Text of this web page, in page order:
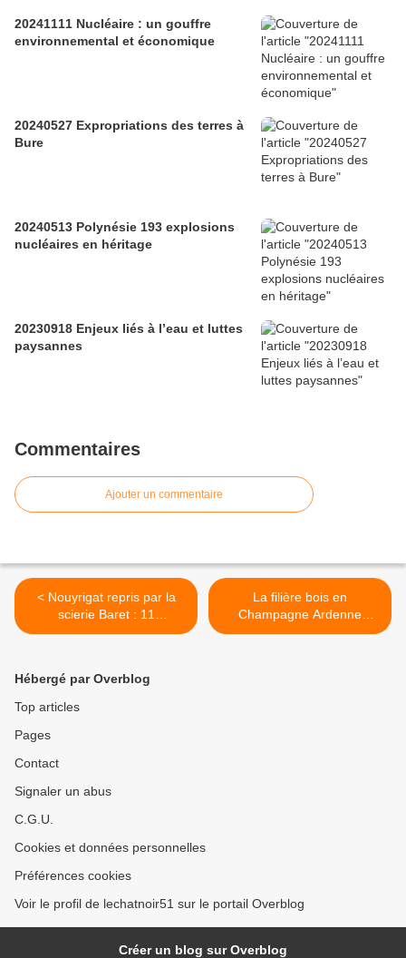
20241111 Nucléaire : un gouffre
environnemental et économique
20240527 Expropriations des terres à
Bure
20240513 Polynésie 193 explosions
nucléaires en héritage
20230918 Enjeux liés à l’eau et luttes
paysannes
Commentaires
Ajouter un commentaire
< Nouyrigat repris par la
scierie Baret : 11
licenciements
La filière bois en
Champagne Ardenne
avance trop lentement >
Hébergé par Overblog
Top articles
Pages
Contact
Signaler un abus
C.G.U.
Cookies et données personnelles
Préférences cookies
Voir le profil de lechatnoir51 sur le portail Overblog
Créer un blog sur Overblog